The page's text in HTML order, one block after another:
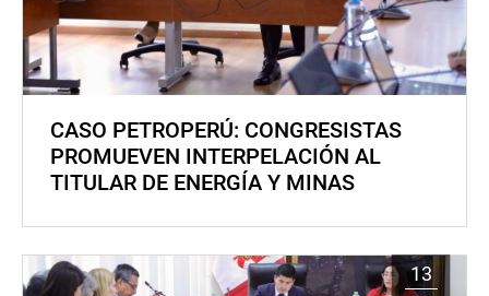
CASO PETROPERÚ: CONGRESISTAS
PROMUEVEN INTERPELACIÓN AL
TITULAR DE ENERGÍA Y MINAS
13